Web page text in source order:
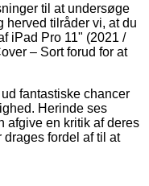
til at undersøge
herved tilråder vi, at du
iPad Pro 11" (2021 /
– Sort forud for at
fantastiske chancer
Herinde ses
afgive en kritik af deres
fordel af til at